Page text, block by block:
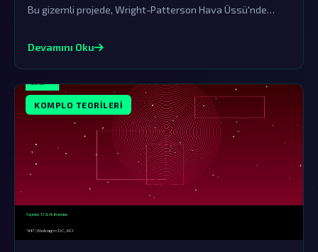
Bu gizemli projede, Wright-Patterson Hava Üssü'nde
içeriyor.
Devamını Oku
KOMPLO TEORILERI